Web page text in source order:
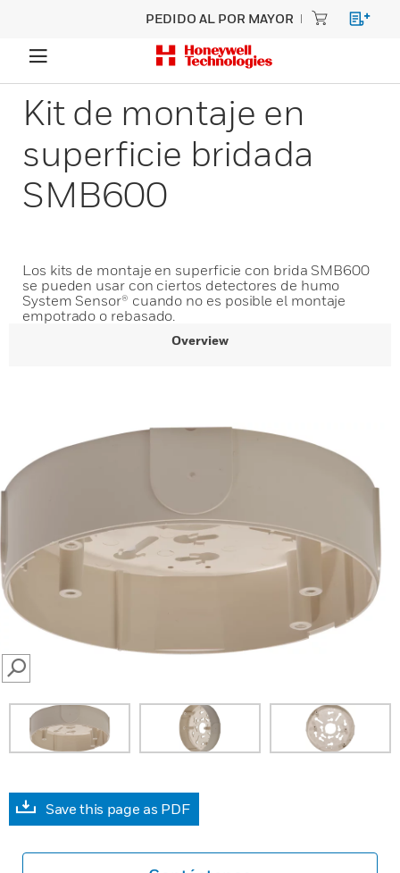
PEDIDO AL POR MAYOR
Kit de montaje en
superficie bridada
SMB600
Los kits de montaje en superficie con brida SMB600
se pueden usar con ciertos detectores de humo
System Sensor® cuando no es posible el montaje
empotrado o rebasado.
Overview
SEARCH
Save this page as PDF